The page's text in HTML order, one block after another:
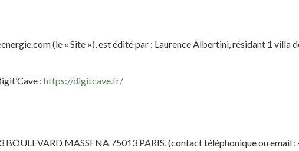
(le « Site »), est édité par : Laurence Albertini, résidant 1 villa
: https://digitcave.fr/
BOULEVARD MASSENA 75013 PARIS, (contact téléphonique ou email